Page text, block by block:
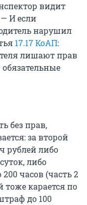
видит
И если
нарушил
17.17 КоАП:
лишают прав
без прав,
за второй
рублей либо
либо
часов (часть 2
тоже карается по
до 100